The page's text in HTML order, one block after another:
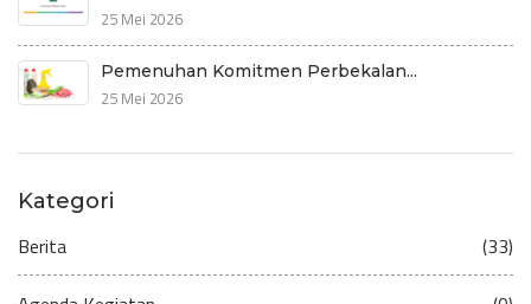
25 Mei 2026
Pemenuhan Komitmen Perbekalan...
25 Mei 2026
Kategori
Berita (33)